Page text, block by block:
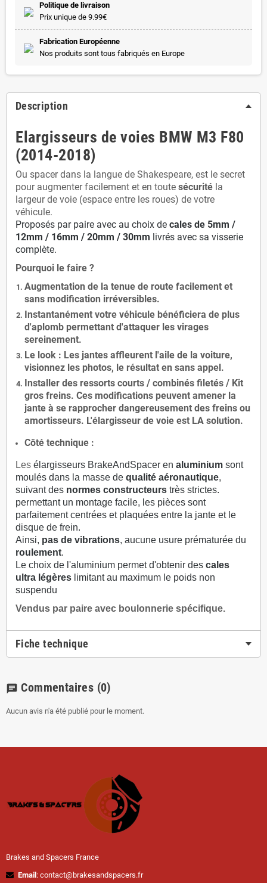
Politique de livraison
Prix unique de 9.99€
Fabrication Européenne
Nos produits sont tous fabriqués en Europe
Description
Elargisseurs de voies BMW M3 F80
(2014-2018)
Ou spacer dans la langue de Shakespeare, est le secret
pour augmenter facilement et en toute sécurité la
largeur de voie (espace entre les roues) de votre
véhicule.
Proposés par paire avec au choix de cales de 5mm /
12mm / 16mm / 20mm / 30mm livrés avec sa visserie
complète.
Pourquoi le faire ?
Augmentation de la tenue de route facilement et
sans modification irréversibles.
Instantanément votre véhicule bénéficiera de plus
d'aplomb permettant d'attaquer les virages
sereinement.
Le look : Les jantes affleurent l'aile de la voiture,
visionnez les photos, le résultat en sans appel.
Installer des ressorts courts / combinés filetés / Kit
gros freins. Ces modifications peuvent amener la
jante à se rapprocher dangereusement des freins ou
amortisseurs. L'élargisseur de voie est LA solution.
Côté technique :
Les élargisseurs BrakeAndSpacer en aluminium sont
moulés dans la masse de qualité aéronautique,
suivant des normes constructeurs très strictes.
permettant un montage facile, les pièces sont
parfaitement centrées et plaquées entre la jante et le
disque de frein.
Ainsi, pas de vibrations, aucune usure prématurée du
roulement.
Le choix de l'aluminium permet d'obtenir des cales
ultra légères limitant au maximum le poids non
suspendu
Vendus par paire avec boulonnerie spécifique.
Fiche technique
chat Commentaires (0)
Aucun avis n'a été publié pour le moment.
Brakes and Spacers France
Email : contact@brakesandspacers.fr